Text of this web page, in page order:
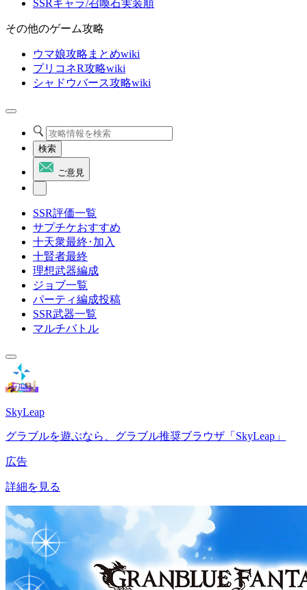
SSRキャラ/召喚石実装順
その他のゲーム攻略
ウマ娘攻略まとめwiki
プリコネR攻略wiki
シャドウバース攻略wiki
検索
ご意見
SSR評価一覧
サプチケおすすめ
十天衆最終･加入
十賢者最終
理想武器編成
ジョブ一覧
パーティ編成投稿
SSR武器一覧
マルチバトル
SkyLeap
グラブルを遊ぶなら、グラブル推奨ブラウザ「SkyLeap」
広告
詳細を見る